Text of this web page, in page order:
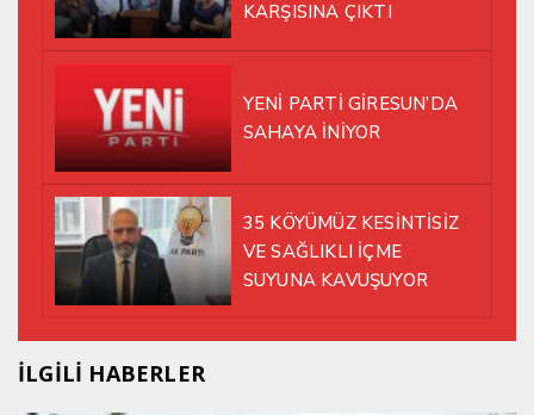
KARŞISINA ÇIKTI
YENİ PARTİ GİRESUN’DA
SAHAYA İNİYOR
35 KÖYÜMÜZ KESİNTİSİZ
VE SAĞLIKLI İÇME
SUYUNA KAVUŞUYOR
İLGİLİ HABERLER